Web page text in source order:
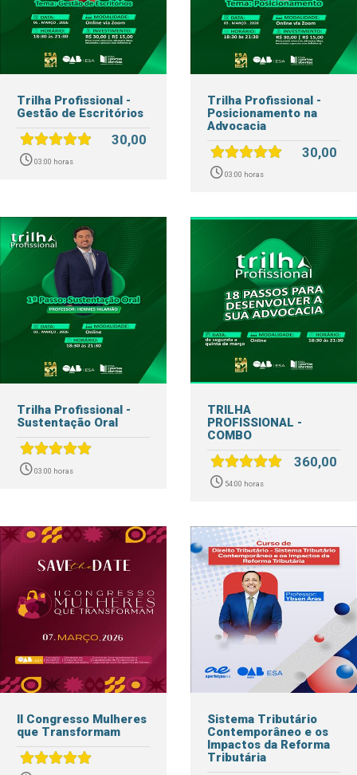
Trilha Profissional -
Gestão de Escritórios
03:00 horas
30,00
Trilha Profissional -
Posicionamento na
Advocacia
03:00 horas
30,00
Trilha Profissional -
Sustentação Oral
03:00 horas
TRILHA
PROFISSIONAL -
COMBO
54:00 horas
360,00
II Congresso Mulheres
que Transformam
Sistema Tributário
Contemporâneo e os
Impactos da Reforma
Tributária